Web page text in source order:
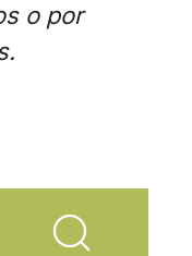
o por